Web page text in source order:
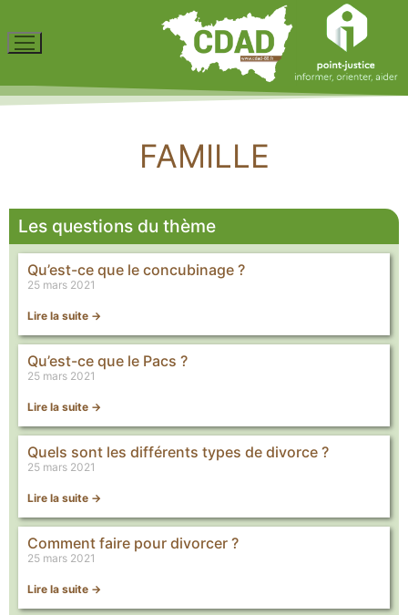
FAMILLE
Les questions du thème
Qu’est-ce que le concubinage ?
25 mars 2021
Lire la suite ->
Qu’est-ce que le Pacs ?
25 mars 2021
Lire la suite ->
Quels sont les différents types de divorce ?
25 mars 2021
Lire la suite ->
Comment faire pour divorcer ?
25 mars 2021
Lire la suite ->